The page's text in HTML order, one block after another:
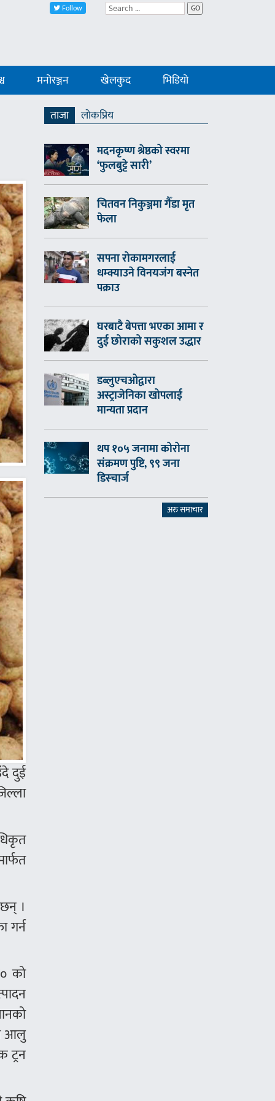
Follow GO
मनोरञ्जन खेलकुद भिडियो
दुई
।
गर्न
को
आलु
ट्रन
ताजा
लाेकप्रिय
मदनकृष्ण श्रेष्ठको स्वरमा
‘फुलबुट्टे सारी’
चितवन निकुञ्जमा गैँडा मृत
फेला
सपना रोकामगरलाई
धम्क्याउने विनयजंग बस्नेत
पक्राउ
घरबाटै बेपत्ता भएका आमा र
दुई छोराको सकुशल उद्धार
डब्लुएचओद्वारा
अस्ट्राजेनिका खोपलाई
मान्यता प्रदान
थप १०५ जनामा कोरोना
संक्रमण पुष्टि, ९९ जना
डिस्चार्ज
अरु समाचार